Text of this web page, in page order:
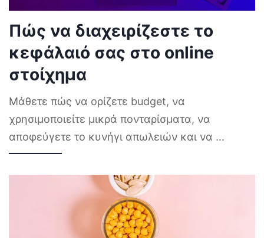
Πώς να διαχειρίζεστε το
κεφάλαιό σας στο online
στοίχημα
Μάθετε πώς να ορίζετε budget, να
χρησιμοποιείτε μικρά πονταρίσματα, να
αποφεύγετε το κυνήγι απωλειών και να ...